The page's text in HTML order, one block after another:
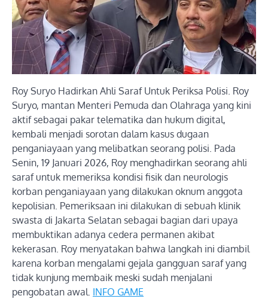
Roy Suryo Hadirkan Ahli Saraf Untuk Periksa Polisi. Roy
Suryo, mantan Menteri Pemuda dan Olahraga yang kini
aktif sebagai pakar telematika dan hukum digital,
kembali menjadi sorotan dalam kasus dugaan
penganiayaan yang melibatkan seorang polisi. Pada
Senin, 19 Januari 2026, Roy menghadirkan seorang ahli
saraf untuk memeriksa kondisi fisik dan neurologis
korban penganiayaan yang dilakukan oknum anggota
kepolisian. Pemeriksaan ini dilakukan di sebuah klinik
swasta di Jakarta Selatan sebagai bagian dari upaya
membuktikan adanya cedera permanen akibat
kekerasan. Roy menyatakan bahwa langkah ini diambil
karena korban mengalami gejala gangguan saraf yang
tidak kunjung membaik meski sudah menjalani
pengobatan awal. INFO GAME